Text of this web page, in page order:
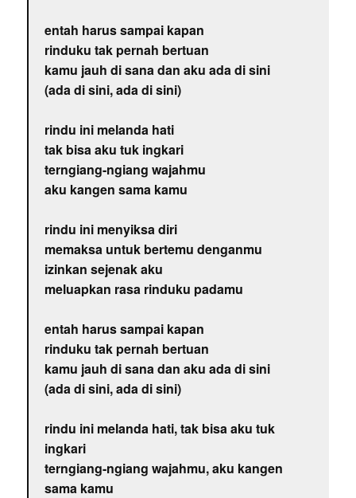
entah harus sampai kapan
rinduku tak pernah bertuan
kamu jauh di sana dan aku ada di sini
(ada di sini, ada di sini)
rindu ini melanda hati
tak bisa aku tuk ingkari
terngiang-ngiang wajahmu
aku kangen sama kamu
rindu ini menyiksa diri
memaksa untuk bertemu denganmu
izinkan sejenak aku
meluapkan rasa rinduku padamu
entah harus sampai kapan
rinduku tak pernah bertuan
kamu jauh di sana dan aku ada di sini
(ada di sini, ada di sini)
rindu ini melanda hati, tak bisa aku tuk
ingkari
terngiang-ngiang wajahmu, aku kangen
sama kamu